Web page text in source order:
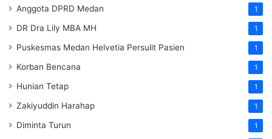
Anggota DPRD Medan 1
DR Dra Lily MBA MH 1
Puskesmas Medan Helvetia Persulit Pasien 1
Korban Bencana 1
Hunian Tetap 1
Zakiyuddin Harahap 1
Diminta Turun 1